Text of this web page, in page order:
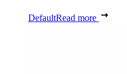
DefaultRead more